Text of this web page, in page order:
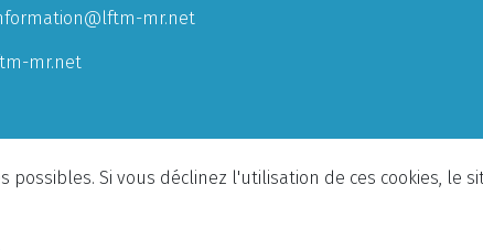
mr.net
mr.net
Si vous déclinez l'utilisation de ces cookies, le